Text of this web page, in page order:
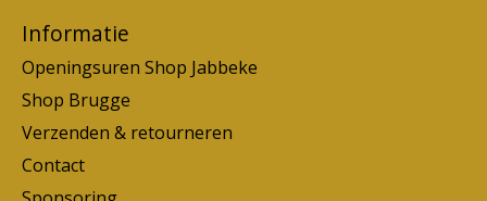
Informatie
Openingsuren Shop Jabbeke
Shop Brugge
Verzenden & retourneren
Contact